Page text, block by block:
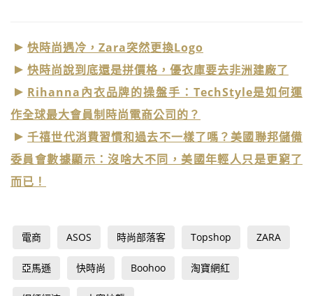
快時尚遇冷，Zara突然更換Logo
快時尚說到底還是拼價格，優衣庫要去非洲建廠了
Rihanna內衣品牌的操盤手：TechStyle是如何運
作全球最大會員制時尚電商公司的？
千禧世代消費習慣和過去不一樣了嗎？美國聯邦儲備
委員會數據顯示：沒啥大不同，美國年輕人只是更窮了
而已！
電商 ASOS 時尚部落客 Topshop ZARA
亞馬遜 快時尚 Boohoo 淘寶網紅